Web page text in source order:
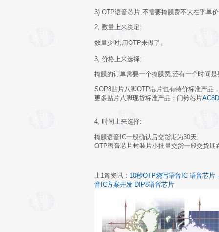
3) OTP语音芯片,不需要掩膜费不大在乎单
2, 数量上来决定:
数量少时,用OTP来做了。
3, 价格上来选择:
掩膜的订单需要一个掩膜费,还有一个时间是
SOP8贴片八脚OTP芯片也有特价标准产品
更多贴片八脚现货标准产品：门铃芯片
4, 时间上来选择:
掩膜语音IC一般确认后交货期为30天;
OTP语音芯片封装片小批量交货一般交货期
上1篇资讯： 10秒OTP烧写语音IC 语音芯片
音IC方案开发-DIP8语音芯片